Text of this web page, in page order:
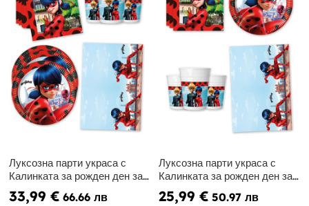
Луксозна парти украса с
Калинката за рожден ден за
16 души
33,99 € 66.66 лв
Луксозна парти украса с
Калинката за рожден ден за
8 души
25,99 € 50.97 лв